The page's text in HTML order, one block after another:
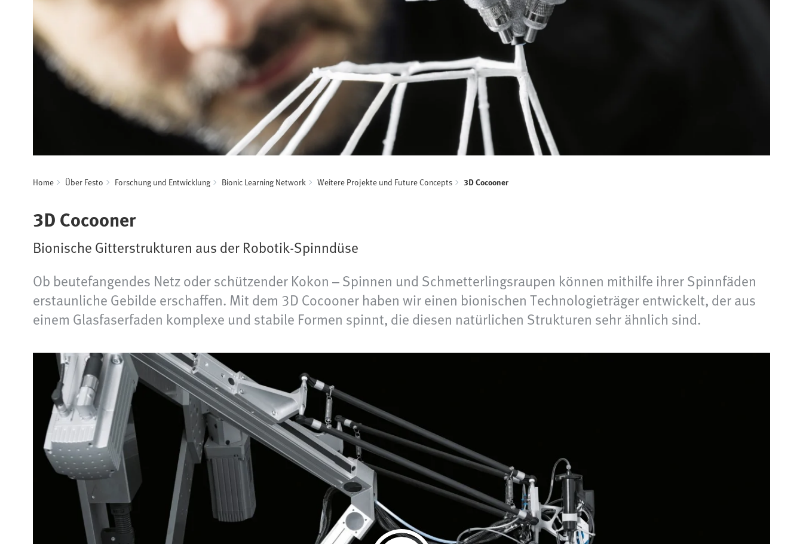
Home Über Festo Forschung und Entwicklung Bionic Learning Network Weitere Projekte und Future Concepts 3D Cocooner
3D Cocooner
Bionische Gitterstrukturen aus der Robotik-Spinndüse
Ob beutefangendes Netz oder schützender Kokon – Spinnen und Schmetterlingsraupen können mithilfe ihrer Spinnfäden
erstaunliche Gebilde erschaffen. Mit dem 3D Cocooner haben wir einen bionischen Technologieträger entwickelt, der aus
einem Glasfaserfaden komplexe und stabile Formen spinnt, die diesen natürlichen Strukturen sehr ähnlich sind.